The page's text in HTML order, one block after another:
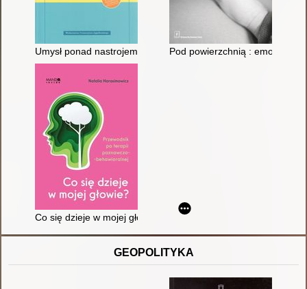
Umysł ponad nastrojem : zmień nastrój poprzez zmianę
Pod powierzchnią :
Co się dzieje w mojej głowie? : przewodnik po terapii
GEOPOLITYKA